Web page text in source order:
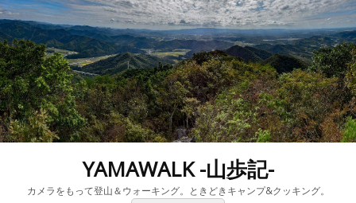
YAMAWALK -山歩記-
カメラをもって登山＆ウォーキング。ときどきキャンプ&クッキング。